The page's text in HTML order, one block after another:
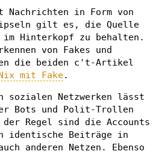
Nachrichten in Form von
gilt es, die Quelle
Hinterkopf zu behalten.
von Fakes und
die beiden c't-Artikel
mit Fake.
Netzwerken lässt
Bots und Polit-Trollen
Regel sind die Accounts
identische Beiträge in
anderen Netzen. Ebenso